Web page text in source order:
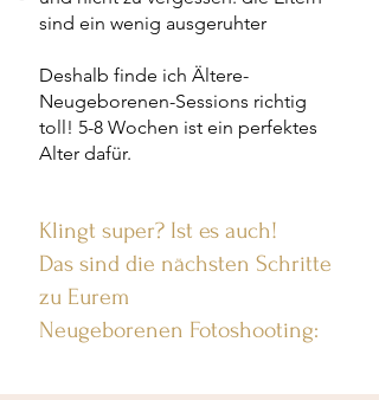
sind ein wenig ausgeruhter
Deshalb finde ich Ältere-
Neugeborenen-Sessions richtig
toll! 5-8 Wochen ist ein perfektes
Alter dafür.
Klingt super? Ist es auch!
Das sind die nächsten Schritte
zu Eurem
Neugeborenen Fotoshooting: